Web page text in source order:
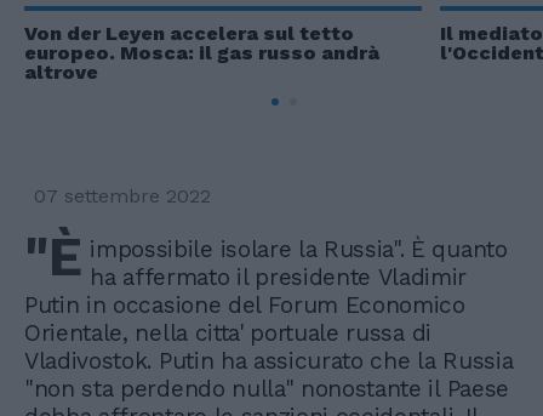
Von der Leyen accelera sul tetto
europeo. Mosca: il gas russo andrà
altrove
Il
07 settembre 2022
"È impossibile isolare la Russia". È quanto
ha affermato il presidente Vladimir
Putin in occasione del Forum Economico
Orientale, nella citta' portuale russa di
Vladivostok. Putin ha assicurato che la Russia
"non sta perdendo nulla" nonostante il Paese